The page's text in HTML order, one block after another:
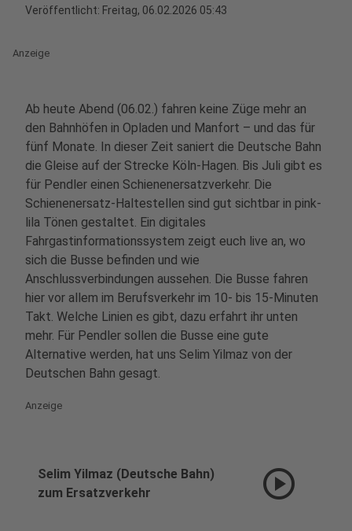
Veröffentlicht: Freitag, 06.02.2026 05:43
Anzeige
Ab heute Abend (06.02.) fahren keine Züge mehr an
den Bahnhöfen in Opladen und Manfort – und das für
fünf Monate. In dieser Zeit saniert die Deutsche Bahn
die Gleise auf der Strecke Köln-Hagen. Bis Juli gibt es
für Pendler einen Schienenersatzverkehr. Die
Schienenersatz-Haltestellen sind gut sichtbar in pink-
lila Tönen gestaltet. Ein digitales
Fahrgastinformationssystem zeigt euch live an, wo
sich die Busse befinden und wie
Anschlussverbindungen aussehen. Die Busse fahren
hier vor allem im Berufsverkehr im 10- bis 15-Minuten
Takt. Welche Linien es gibt, dazu erfahrt ihr unten
mehr. Für Pendler sollen die Busse eine gute
Alternative werden, hat uns Selim Yilmaz von der
Deutschen Bahn gesagt.
Anzeige
Selim Yilmaz (Deutsche Bahn)
zum Ersatzverkehr
play_circle